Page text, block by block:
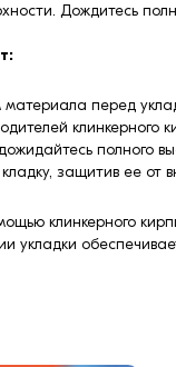
Дождитесь
перед
клинкерного
полного
защитив ее от
клинкерного
укладки